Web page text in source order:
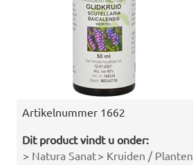
Artikelnummer 1662
Dit product vindt u onder:
> Natura Sanat> Kruiden / Planten